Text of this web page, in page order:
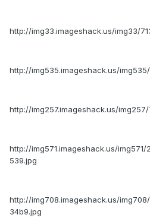
http://img33.imageshack.us/img33/
http://img535.imageshack.us/
http://img257.imageshack.us/
http://img571.imageshack.us/img571/
539.jpg
http://img708.imageshack.us/
34b9.jpg